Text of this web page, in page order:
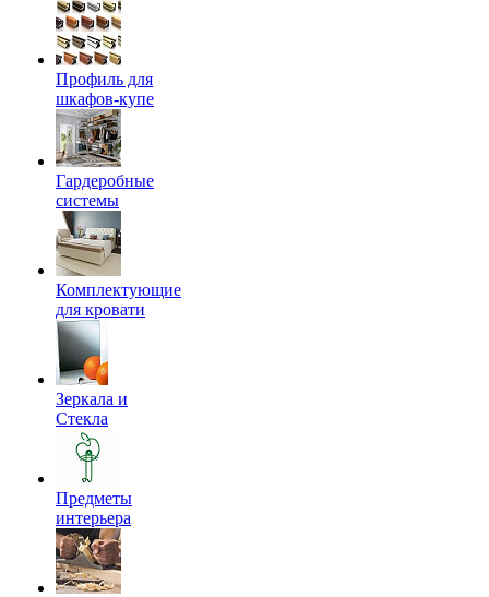
Профиль для
шкафов-купе
Гардеробные
системы
Комплектующие
для кровати
Зеркала и
Стекла
Предметы
интерьера